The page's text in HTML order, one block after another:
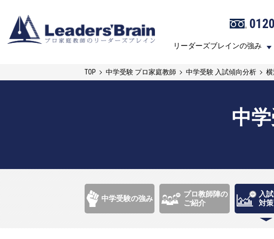
リーダーズブレインの強み
リーダーズブレインの強み
TOP 中学受験 プロ家庭教師 中学受験 入試傾向分析
中
中学受験の強み
プロ教師陣の
ご紹介
入
対策